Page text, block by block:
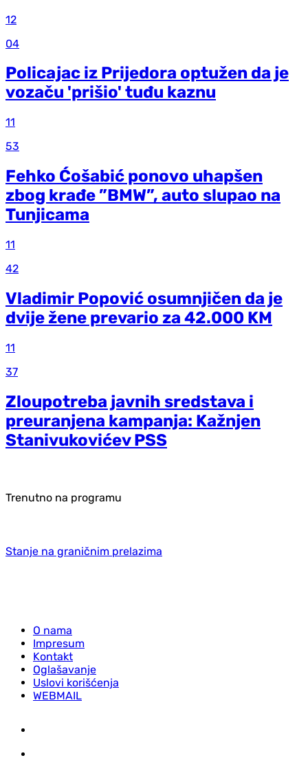
12
04
Policajac iz Prijedora optužen da je
vozaču 'prišio' tuđu kaznu
11
53
Fehko Ćošabić ponovo uhapšen
zbog krađe ”BMW”, auto slupao na
Tunjicama
11
42
Vladimir Popović osumnjičen da je
dvije žene prevario za 42.000 KM
11
37
Zloupotreba javnih sredstava i
preuranjena kampanja: Kažnjen
Stanivukovićev PSS
Trenutno na programu
Stanje na graničnim prelazima
O nama
Impresum
Kontakt
Oglašavanje
Uslovi korišćenja
WEBMAIL